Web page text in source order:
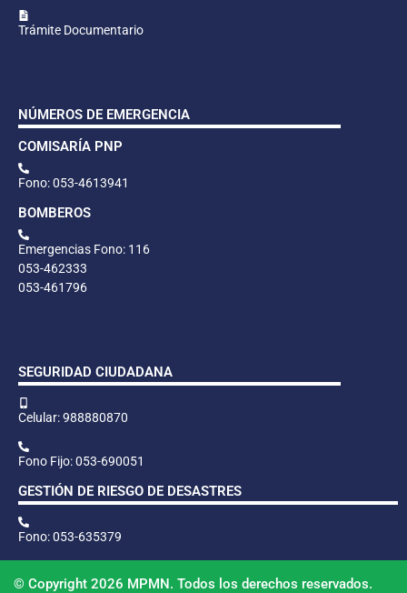
Trámite Documentario
NÚMEROS DE EMERGENCIA
COMISARÍA PNP
Fono: 053-4613941
BOMBEROS
Emergencias Fono: 116
053-462333
053-461796
SEGURIDAD CIUDADANA
Celular: 988880870
Fono Fijo: 053-690051
GESTIÓN DE RIESGO DE DESASTRES
Fono: 053-635379
© Copyright 2026 MPMN. Todos los derechos reservados.